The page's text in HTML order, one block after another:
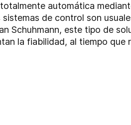
automática
de control son
Schuhmann, este tipo de
la fiabilidad, al tiempo que